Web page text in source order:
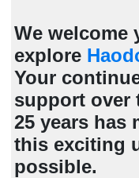
We welcome
explore
Your
support over
25 years has
this exciting
possible.